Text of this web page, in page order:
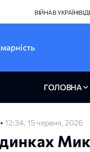
ВІЙНА В УКРАЇНІ
ГОЛОВНА
• 12:34, 15 червня, 2026